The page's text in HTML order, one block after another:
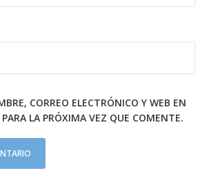
CORREO ELECTRÓNICO Y WEB EN
LA PRÓXIMA VEZ QUE COMENTE.